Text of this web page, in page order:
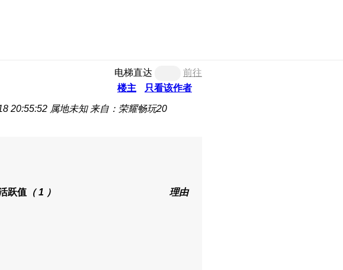
电梯直达
前往
楼主
只看该作者
20:55:52 属地未知 来自：荣耀畅玩20
跃值 （ 1 ） 理由